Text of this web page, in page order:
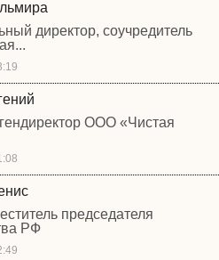
директор, соучредитель
ООО «Чистая
председателя
РФ